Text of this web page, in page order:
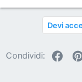
Devi
Condividi: